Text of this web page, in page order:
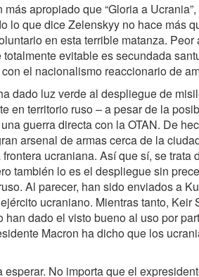
apropiado que “Gloria a
lo que dice Zelenskyy no hace más
en esta terrible matanza.
evitable es secundada
el nacionalismo reaccionario de
dado luz verde al despliegue de
en territorio ruso – a pesar de la
guerra directa con la OTAN. De
arsenal de armas cerca de la
ucraniana. Así que sí, se trata
también lo es el despliegue sin
Al parecer, han sido enviados a
ucraniano. Mientras tanto, Keir
dado el visto bueno al uso por
Macron ha dicho que los
No importa que el